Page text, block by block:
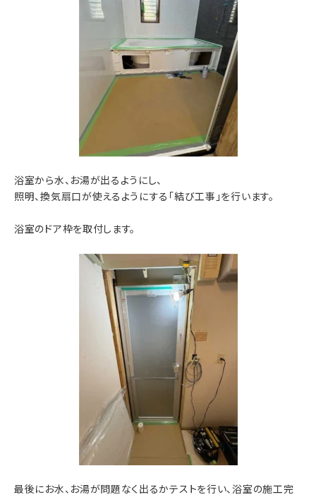
浴室から水、お湯が出るようにし、
照明、換気扇口が使えるようにする「結び工事」を行います。
浴室のドア枠を取付します。
最後にお水、お湯が問題なく出るかテストを行い、浴室の施工完